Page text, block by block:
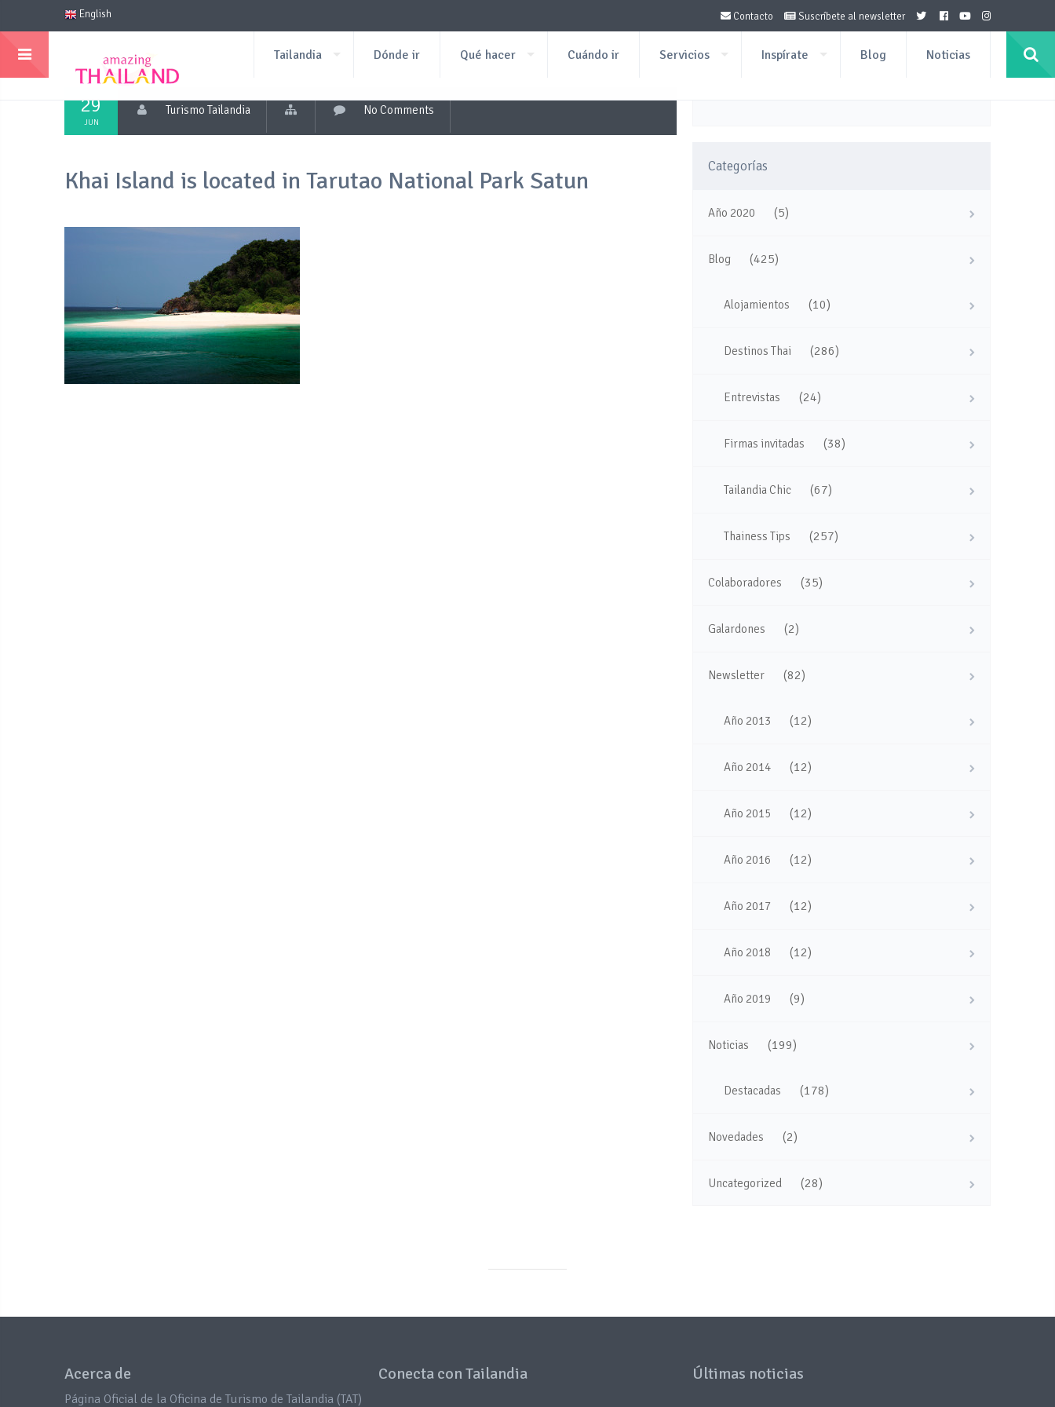
English Contacto Suscríbete al newsletter
Tailandia Dónde ir Qué hacer Cuándo ir Servicios Inspírate Blog Noticias
29
JUN
Turismo Tailandia No Comments
Khai Island is located in Tarutao National Park Satun
Categorías
Año 2020 (5)
Blog (425)
Alojamientos (10)
Destinos Thai (286)
Entrevistas (24)
Firmas invitadas (38)
Tailandia Chic (67)
Thainess Tips (257)
Colaboradores (35)
Galardones (2)
Newsletter (82)
Año 2013 (12)
Año 2014 (12)
Año 2015 (12)
Año 2016 (12)
Año 2017 (12)
Año 2018 (12)
Año 2019 (9)
Noticias (199)
Destacadas (178)
Novedades (2)
Uncategorized (28)
Acerca de
Página Oficial de la Oficina de Turismo de Tailandia (TAT)
Conecta con Tailandia Últimas noticias